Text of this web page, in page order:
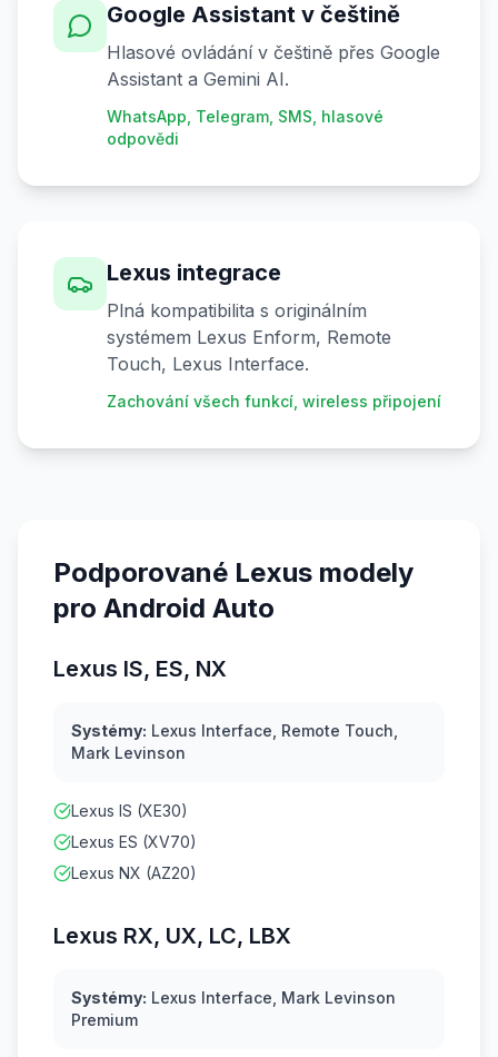
Google Assistant v češtině
Hlasové ovládání v češtině přes Google
Assistant a Gemini AI.
WhatsApp, Telegram, SMS, hlasové
odpovědi
Lexus integrace
Plná kompatibilita s originálním
systémem Lexus Enform, Remote
Touch, Lexus Interface.
Zachování všech funkcí, wireless připojení
Podporované Lexus modely
pro Android Auto
Lexus IS, ES, NX
Systémy: Lexus Interface, Remote Touch,
Mark Levinson
Lexus IS (XE30)
Lexus ES (XV70)
Lexus NX (AZ20)
Lexus RX, UX, LC, LBX
Systémy: Lexus Interface, Mark Levinson
Premium